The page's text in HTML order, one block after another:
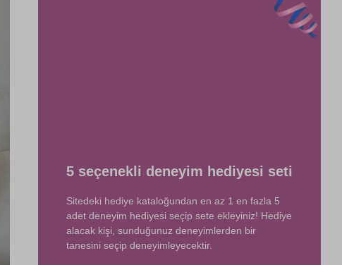
5 seçenekli deneyim hediyesi seti
Sitedeki hediye kataloğundan en az 1 en fazla 5
adet deneyim hediyesi seçip sete ekleyiniz! Hediye
alacak kişi, sunduğunuz deneyimlerden bir
tanesini seçip deneyimleyecektir.